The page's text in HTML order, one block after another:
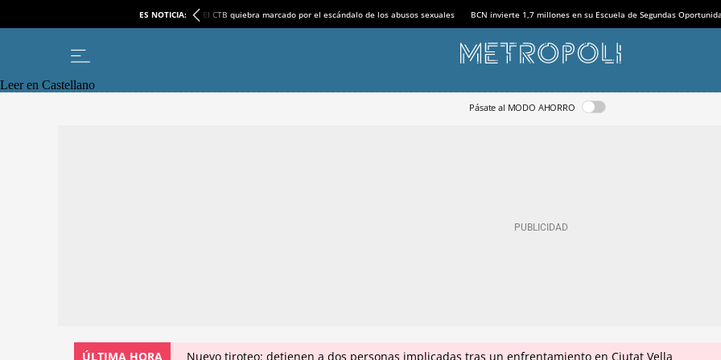
ES NOTICIA: El CTB quiebra marcado por el escándalo de los abusos sexuales BCN invierte 1,7 millones en su Escuela de Segundas
Leer en Castellano
Pásate al MODO AHORRO
ÚLTIMA HORA Nuevo tiroteo: detienen a dos personas implicadas tras un enfrentamiento en Ciutat Vella